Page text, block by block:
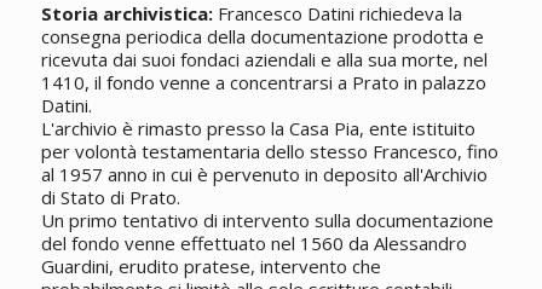
Storia archivistica:Francesco Datini richiedeva la
consegna periodica della documentazione prodotta e
ricevuta dai suoi fondaci aziendali e alla sua morte, nel
1410, il fondo venne a concentrarsi a Prato in palazzo
Datini.
L'archivio è rimasto presso la Casa Pia, ente istituito
per volontà testamentaria dello stesso Francesco, fino
al 1957 anno in cui è pervenuto in deposito all'Archivio
di Stato di Prato.
Un primo tentativo di intervento sulla documentazione
del fondo venne effettuato nel 1560 da Alessandro
Guardini, erudito pratese, intervento che